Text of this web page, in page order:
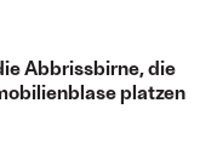
Abbrissbirne, die
platzen